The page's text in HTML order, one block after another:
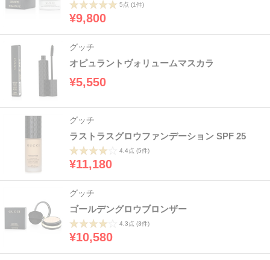
5点 (1件)
¥9,800
グッチ
オピュラントヴォリュームマスカラ
¥5,550
グッチ
ラストラスグロウファンデーション SPF 25
4.4点 (5件)
¥11,180
グッチ
ゴールデングロウブロンザー
4.3点 (3件)
¥10,580